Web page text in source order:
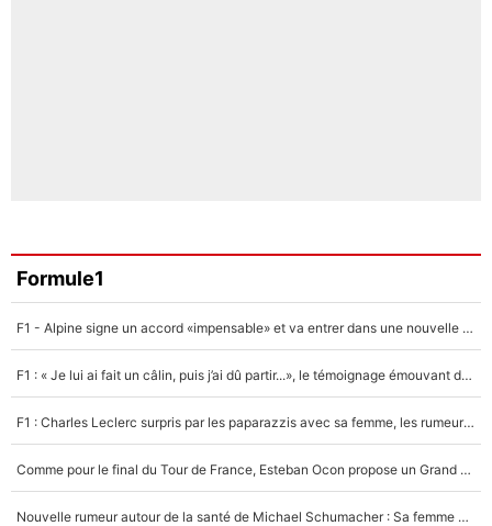
Formule1
F1 - Alpine signe un accord «impensable» et va entrer dans une nouvelle dimension : Grande nouvelle pour Pierre Gasly !
F1 : « Je lui ai fait un câlin, puis j’ai dû partir...», le témoignage émouvant de Max Verstappen sur sa fille
F1 : Charles Leclerc surpris par les paparazzis avec sa femme, les rumeurs étaient vraies !
Comme pour le final du Tour de France, Esteban Ocon propose un Grand Prix de Formule 1 à Paris : «Autour de l’Arc de Triomphe, ce serait génial» !
Nouvelle rumeur autour de la santé de Michael Schumacher : Sa femme Corinna sort du silence